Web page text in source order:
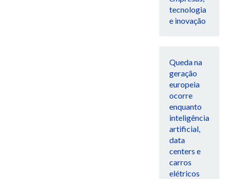
tecnologia
e inovação
Queda na
geração
europeia
ocorre
enquanto
inteligência
artificial,
data
centers e
carros
elétricos